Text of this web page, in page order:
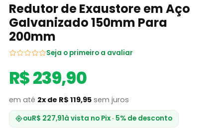
Redutor de Exaustore em Aço
Galvanizado 150mm Para
200mm
Seja o primeiro a avaliar
R$ 239,90
em até 2x de R$ 119,95sem juros
ouR$ 227,91à vista no Pix · 5% de desconto